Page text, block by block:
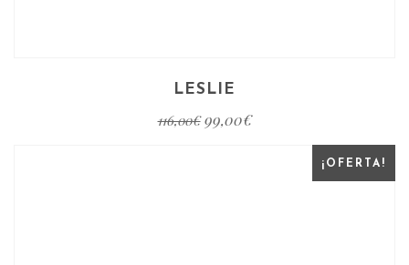
LESLIE
116,00€ 99,00€
¡OFERTA!